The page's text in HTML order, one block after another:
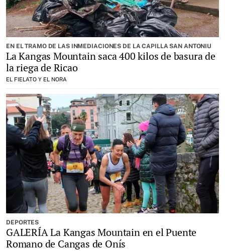
EN EL TRAMO DE LAS INMEDIACIONES DE LA CAPILLA SAN ANTONIU
La Kangas Mountain saca 400 kilos de basura de
la riega de Ricao
EL FIELATO Y EL NORA
DEPORTES
GALERÍA La Kangas Mountain en el Puente
Romano de Cangas de Onís